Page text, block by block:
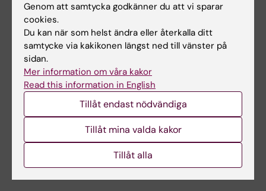
JOURNAL ARTICLE:
BIOANALYTICAL CHEMISTRY.2023;415(6):1107-
1121
Advances in the screening of antimicrobial
compounds using electrochemical
biosensors: is there room for nanomaterials?
Toyos-Rodriguez C; Valero-Calvo D; de la
Escosura-muniz A
Alla övriga publikationer
Genom att samtycka godkänner du att vi sparar
cookies.
Du kan när som helst ändra eller återkalla ditt
samtycke via kakikonen längst ned till vänster på
sidan.
Mer information om våra kakor
Read this information in English
Tillåt endast nödvändiga
Tillåt mina valda kakor
Tillåt alla